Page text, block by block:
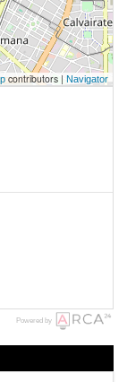
contributors | Navigator
Powered by